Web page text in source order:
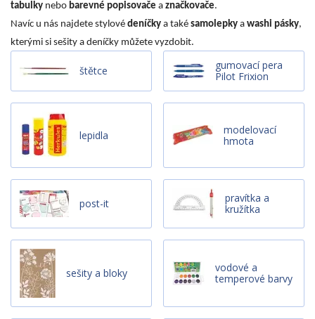
tabulky nebo barevné popisovače a značkovače.
Navíc u nás najdete stylové deníčky a také samolepky a washi pásky,
kterými si sešity a deníčky můžete vyzdobit.
štětce
gumovací pera
Pilot Frixion
lepidla
modelovací
hmota
post-it
pravítka a
kružítka
sešity a bloky
vodové a
temperové barvy